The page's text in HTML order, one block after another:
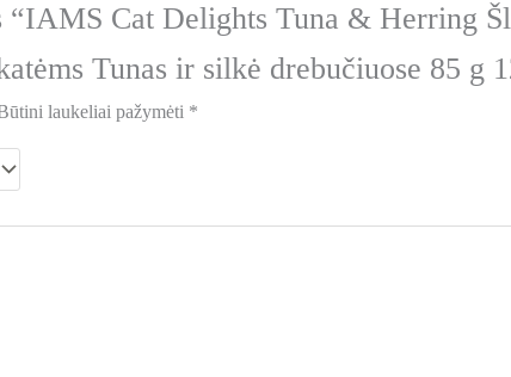
“IAMS Cat Delights Tuna & Herring
Tunas ir silkė drebučiuose 85 g
laukeliai pažymėti *